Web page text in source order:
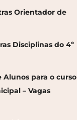
Orientador de
Disciplinas do 4º
Alunos para o curso
– Vagas